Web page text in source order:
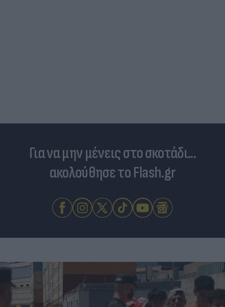
Για να μην μένεις στο σκοτάδι...
ακολούθησε το Flash.gr